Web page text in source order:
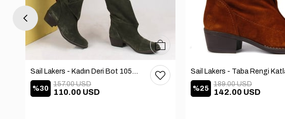
40
Sail Lakers - Kadın Deri Bot 105-2910-VENUS
%30 110.00 USD
157.00 USD
3637
%25 142.00 USD
189.00 USD